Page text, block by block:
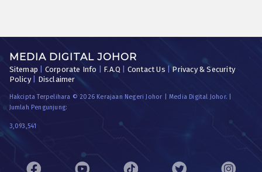
MEDIA DIGITAL JOHOR
Sitemap Corporate Info F.A.Q Contact Us |Privacy & Security
Policy| Disclaimer
Hakcipta Terpelihara © 2026 Kerajaan Negeri Johor | Media Digital Johor. |
Jumlah Pengunjung:
3,093,541